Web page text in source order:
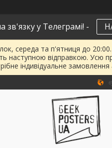
зв'язку у Телеграмі! -
середа та п'ятниця до
наступною відправкою.
індивідуальне